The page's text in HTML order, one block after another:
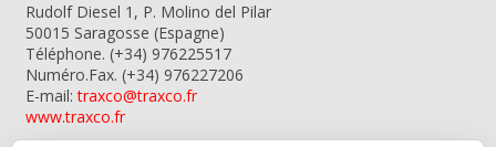
Rudolf Diesel 1, P. Molino del Pilar
50015 Saragosse (Espagne)
Téléphone. (+34) 976225517
Numéro.Fax. (+34) 976227206
E-mail:traxco@traxco.fr
www.traxco.fr